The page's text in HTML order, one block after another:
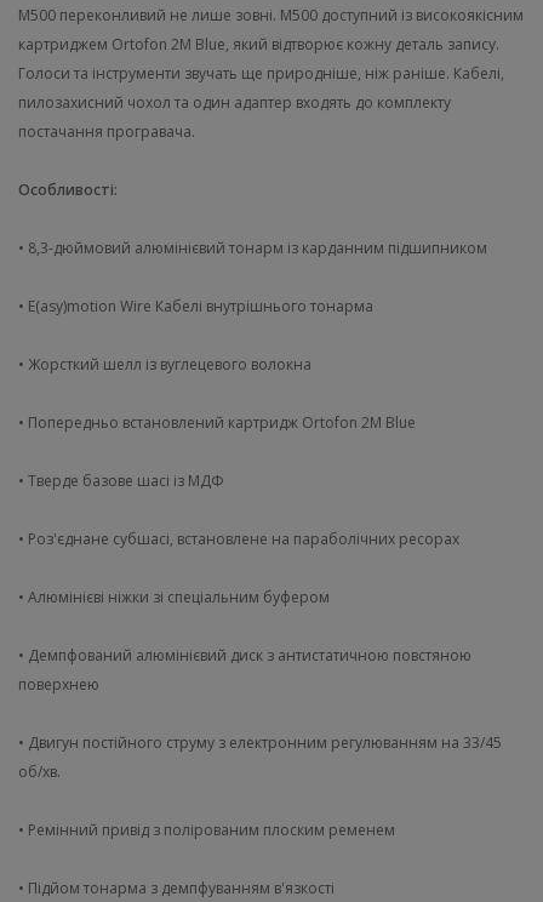
M500 переконливий не лише зовні. M500 доступний із високоякісним
картриджем Ortofon 2M Blue, який відтворює кожну деталь запису.
Голоси та інструменти звучать ще природніше, ніж раніше. Кабелі,
пилозахисний чохол та один адаптер входять до комплекту
постачання програвача.
Особливості:
• 8,3-дюймовий алюмінієвий тонарм із карданним підшипником
• E(asy)motion Wire Кабелі внутрішнього тонарма
• Жорсткий шелл із вуглецевого волокна
• Попередньо встановлений картридж Ortofon 2M Blue
• Тверде базове шасі із МДФ
• Роз'єднане субшасі, встановлене на параболічних ресорах
• Алюмінієві ніжки зі спеціальним буфером
• Демпфований алюмінієвий диск з антистатичною повстяною
поверхнею
• Двигун постійного струму з електронним регулюванням на 33/45
об/хв.
• Ремінний привід з полірованим плоским ременем
• Підйом тонарма з демпфуванням в'язкості